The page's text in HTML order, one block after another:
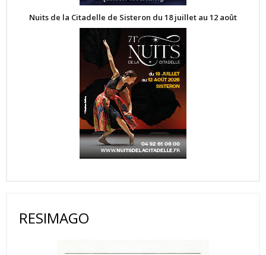
Nuits de la Citadelle de Sisteron du 18 juillet au 12 août
RESIMAGO